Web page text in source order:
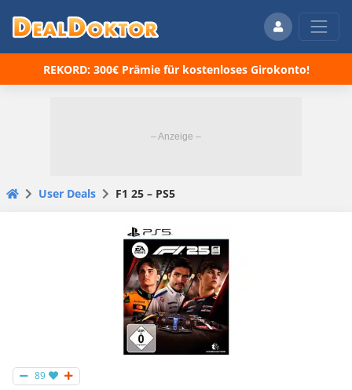
REKORD: 300€ Prämie für kostenloses Girokonto!
User Deals F1 25 – PS5
89